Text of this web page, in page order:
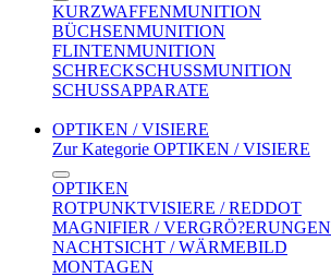
KURZWAFFENMUNITION
BÜCHSENMUNITION
FLINTENMUNITION
SCHRECKSCHUSSMUNITION
SCHUSSAPPARATE
OPTIKEN / VISIERE
Zur Kategorie OPTIKEN / VISIERE
OPTIKEN
ROTPUNKTVISIERE / REDDOT
MAGNIFIER / VERGRÖ?ERUNGEN
NACHTSICHT / WÄRMEBILD
MONTAGEN